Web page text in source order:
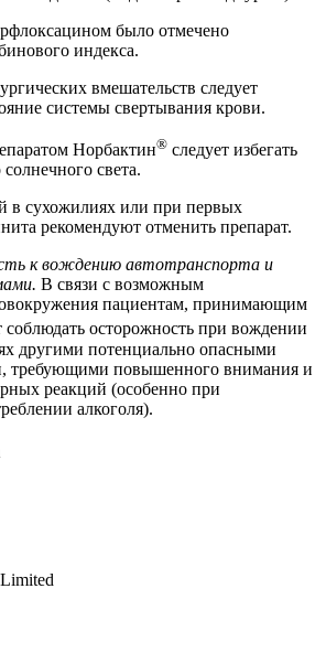
было отмечено
индекса.
вмешательств следует
системы свертывания крови.
Норбактин® следует избегать
света.
в сухожилиях или при первых
рекомендуют отменить препарат.
к вождению автотранспорта и
В связи с возможным
пациентам, принимающим
соблюдать осторожность при вождении
другими потенциально опасными
требующими повышенного внимания и
реакций (особенно при
алкоголя).